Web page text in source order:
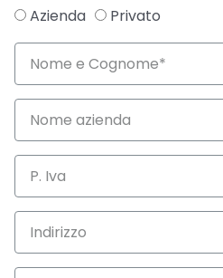
Azienda Privato